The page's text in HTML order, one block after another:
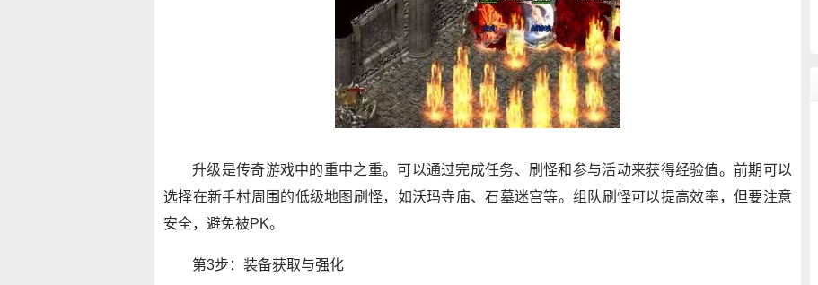
升级是传奇游戏中的重中之重。可以通过完成任务、刷怪和参与活动来获得经验值。前期可以
选择在新手村周围的低级地图刷怪，如沃玛寺庙、石墓迷宫等。组队刷怪可以提高效率，但要注意
安全，避免被PK。
第3步：装备获取与强化